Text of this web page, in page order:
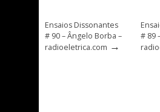
Ensaios Dissonantes
# 90 – Ângelo Borba –
radioeletrica.com →
# 89